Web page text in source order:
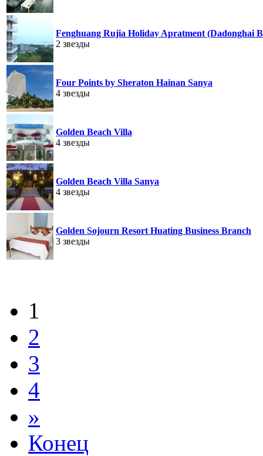
Fenghuang Rujia Holiday Apratment (Dadonghai
2 звезды
Four Points by Sheraton Hainan Sanya
4 звезды
Golden Beach Villa
4 звезды
Golden Beach Villa Sanya
4 звезды
Golden Sojourn Resort Huating Business Branch
3 звезды
1
2
3
4
»
Конец